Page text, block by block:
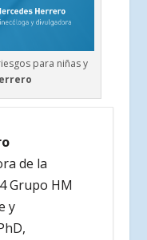
para niñas y
de la
Grupo HM
y